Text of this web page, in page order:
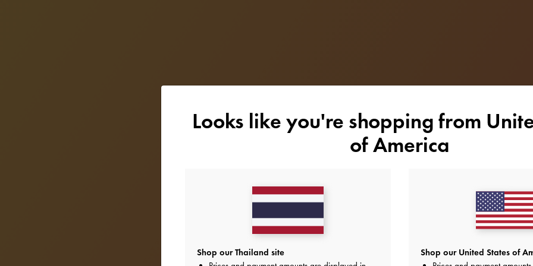
Looks like you're shopping from
of America
Shop our Thailand site
Shop our United States of